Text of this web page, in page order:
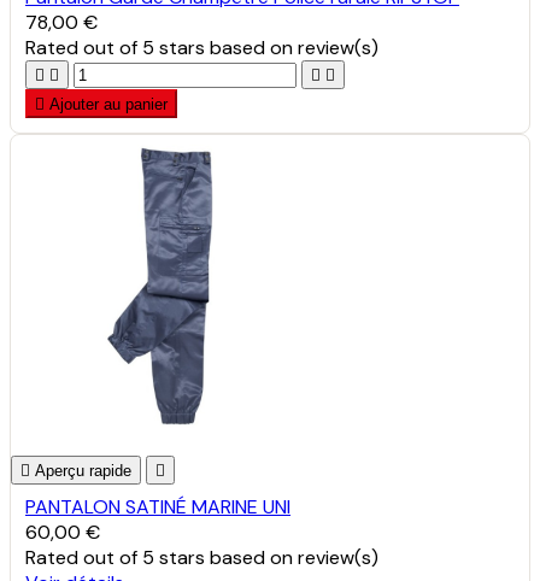
78,00 €
Ratedout of 5 stars based onreview(s)
   
 Ajouter au panier
 Aperçu rapide 
PANTALON SATINÉ MARINE UNI
60,00 €
Ratedout of 5 stars based onreview(s)